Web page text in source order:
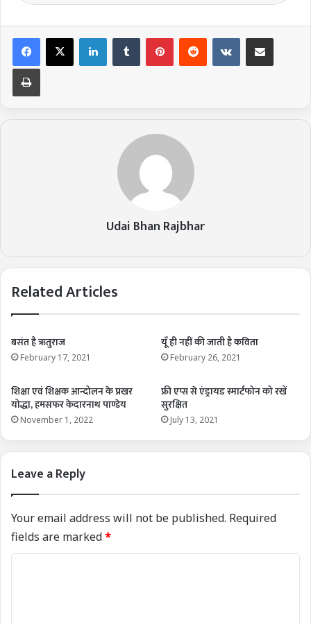
LinkedIn VKontakte
Udai Bhan Rajbhar
Related Articles
बसंत है ऋतुराज
February 17, 2021
यूँ ही नहीं की जाती है कविता
February 26, 2021
शिक्षा एवं शिक्षक आन्दोलन के प्रखर
योद्धा, हमसफर केदारनाथ पाण्डेय
November 1, 2022
फ्री एप्स से एंड्रायड स्मार्टफोन को रखें
सुरक्षित
July 13, 2021
Leave a Reply
Your email address will not be published. Required
fields are marked*